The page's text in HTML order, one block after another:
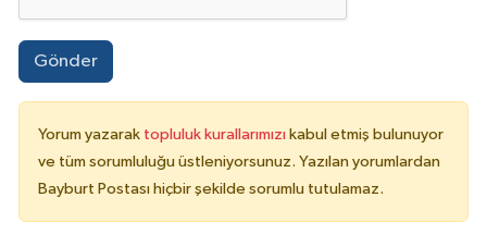
Gönder
Yorum yazarak topluluk kurallarımızı kabul etmiş bulunuyor
ve tüm sorumluluğu üstleniyorsunuz. Yazılan yorumlardan
Bayburt Postası hiçbir şekilde sorumlu tutulamaz.